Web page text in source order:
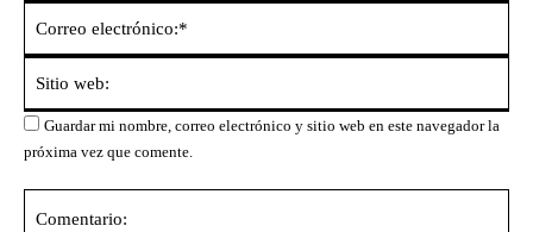
Guardar mi nombre, correo electrónico y sitio web en este navegador la
próxima vez que comente.